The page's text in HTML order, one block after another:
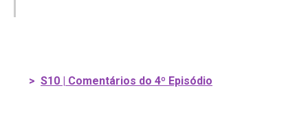
> S10 | Comentários do 4º Episódio